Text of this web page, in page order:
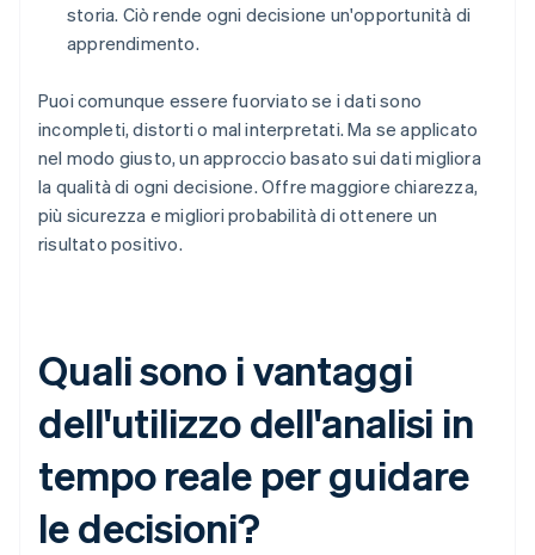
storia. Ciò rende ogni decisione un'opportunità di
apprendimento.
Puoi comunque essere fuorviato se i dati sono
incompleti, distorti o mal interpretati. Ma se applicato
nel modo giusto, un approccio basato sui dati migliora
la qualità di ogni decisione. Offre maggiore chiarezza,
più sicurezza e migliori probabilità di ottenere un
risultato positivo.
Quali sono i vantaggi
dell'utilizzo dell'analisi in
tempo reale per guidare
le decisioni?